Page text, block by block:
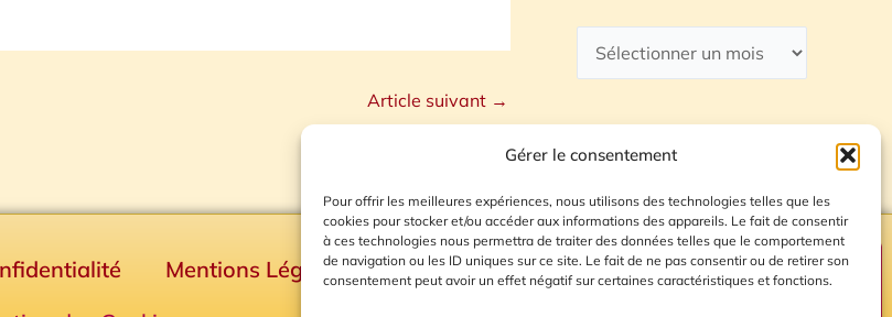
Gérer le consentement
Pour offrir les meilleures expériences, nous utilisons des technologies telles que les
cookies pour stocker et/ou accéder aux informations des appareils. Le fait de consentir
à ces technologies nous permettra de traiter des données telles que le comportement
de navigation ou les ID uniques sur ce site. Le fait de ne pas consentir ou de retirer son
consentement peut avoir un effet négatif sur certaines caractéristiques et fonctions.
Article suivant →
Mentions Légales
Plan du site